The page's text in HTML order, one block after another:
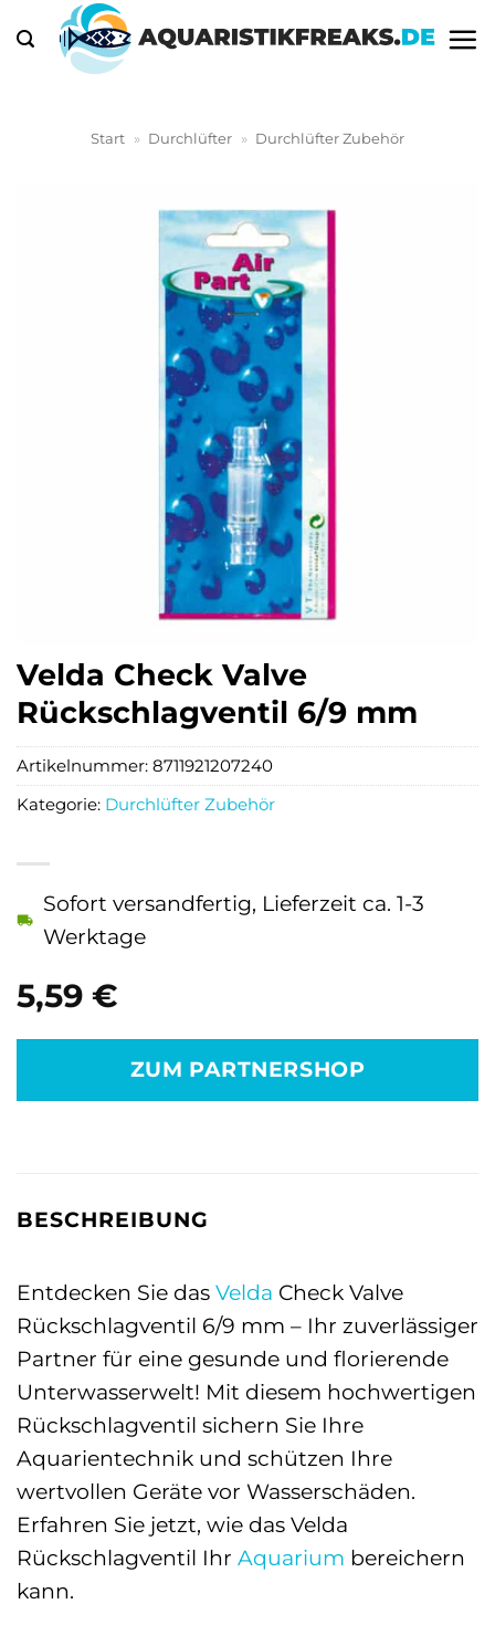
Inhalt
springen
Start » Durchlüfter » Durchlüfter Zubehör
Velda Check Valve
Rückschlagventil 6/9 mm
5,59 €
Sofort versandfertig, Lieferzeit ca. 1-3
Werktage
ZUM PARTNERSHOP
Artikelnummer: 8711921207240
Kategorie: Durchlüfter Zubehör
BESCHREIBUNG
Entdecken Sie das Velda Check Valve
Rückschlagventil 6/9 mm – Ihr zuverlässiger
Partner für eine gesunde und florierende
Unterwasserwelt! Mit diesem hochwertigen
Rückschlagventil sichern Sie Ihre
Aquarientechnik und schützen Ihre
wertvollen Geräte vor Wasserschäden.
Erfahren Sie jetzt, wie das Velda
Rückschlagventil Ihr Aquarium bereichern
kann.